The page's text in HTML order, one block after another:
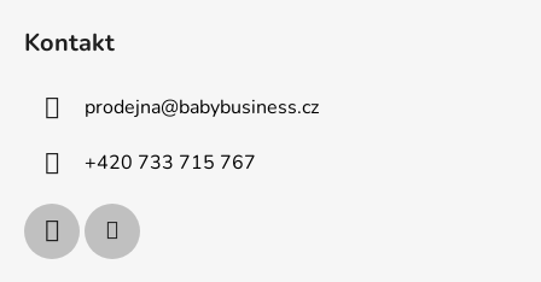
Kontakt
prodejna@babybusiness.cz
+420 733 715 767